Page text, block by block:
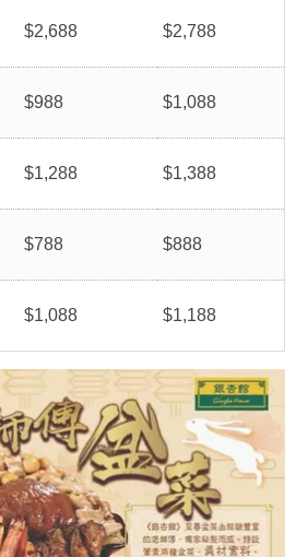
$2,688 $2,788
$988 $1,088
$1,288 $1,388
$788 $888
$1,088 $1,188